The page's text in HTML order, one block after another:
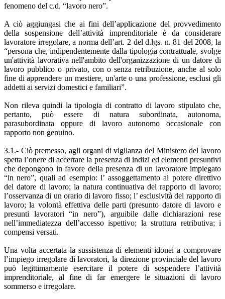
fenomeno del c.d. “lavoro nero”.
A ciò aggiungasi che ai fini dell’applicazione del provvedimento
della sospensione dell’attività imprenditoriale è da considerare
lavoratore irregolare, a norma dell’art. 2 del d.lgs. n. 81 del 2008, la
“persona che, indipendentemente dalla tipologia contrattuale, svolge
un'attività lavorativa nell'ambito dell'organizzazione di un datore di
lavoro pubblico o privato, con o senza retribuzione, anche al solo
fine di apprendere un mestiere, un'arte o una professione, esclusi gli
addetti ai servizi domestici e familiari”.
Non rileva quindi la tipologia di contratto di lavoro stipulato che,
pertanto, può essere di natura subordinata, autonoma,
parasubordinata oppure di lavoro autonomo occasionale con
rapporto non genuino.
3.1.- Ciò premesso, agli organi di vigilanza del Ministero del lavoro
spetta l’onere di accertare la presenza di indizi ed elementi presuntivi
che depongono in favore della presenza di un lavoratore impiegato
“in nero”, quali ad esempio: l’ assoggettamento al potere direttivo
del datore di lavoro; la natura continuativa del rapporto di lavoro;
l’osservanza di un orario di lavoro fisso; l’ esclusività del rapporto di
lavoro; la volontà effettiva delle parti (presunto datore di lavoro e
presunti lavoratori “in nero”), arguibile dalle dichiarazioni rese
nell’immediatezza dell’accesso ispettivo; la struttura retributiva; i
compensi versati.
Una volta accertata la sussistenza di elementi idonei a comprovare
l’impiego irregolare di lavoratori, la direzione provinciale del lavoro
può legittimamente esercitare il potere di sospendere l’attività
imprenditoriale, al fine di far emergere le situazioni di lavoro
sommerso e irregolare.